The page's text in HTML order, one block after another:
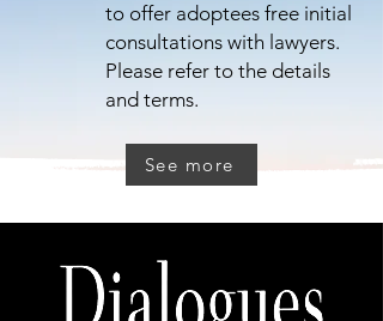
to offer adoptees free initial
consultations with lawyers.
Please refer to the details
and terms.
See more